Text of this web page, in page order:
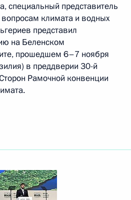
специальный представитель
вопросам климата и водных
представил
на Беленском
прошедшем 6–7 ноября
в преддверии 30-й
Рамочной конвенции